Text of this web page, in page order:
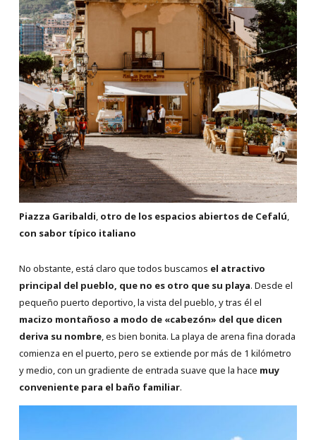
Piazza Garibaldi, otro de los espacios abiertos de Cefalú,
con sabor típico italiano
No obstante, está claro que todos buscamos el atractivo
principal del pueblo, que no es otro que su playa. Desde el
pequeño puerto deportivo, la vista del pueblo, y tras él el
macizo montañoso a modo de «cabezón» del que dicen
deriva su nombre, es bien bonita. La playa de arena fina dorada
comienza en el puerto, pero se extiende por más de 1 kilómetro
y medio, con un gradiente de entrada suave que la hace muy
conveniente para el baño familiar.